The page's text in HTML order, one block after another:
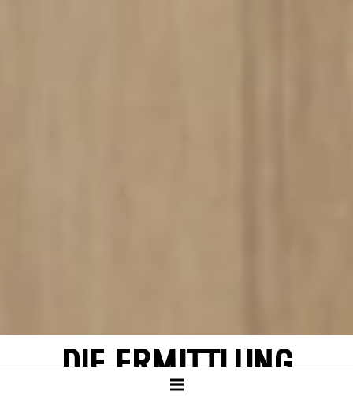
DIE ERMITTLUNG
von Peter Weiss